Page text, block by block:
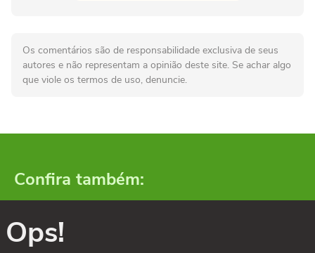
Os comentários são de responsabilidade exclusiva de seus
autores e não representam a opinião deste site. Se achar algo
que viole os termos de uso, denuncie.
Confira também:
Ops!